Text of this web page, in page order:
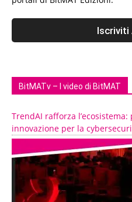
BitMATv – I video di BitMAT
TrendAI rafforza
innovazione per la